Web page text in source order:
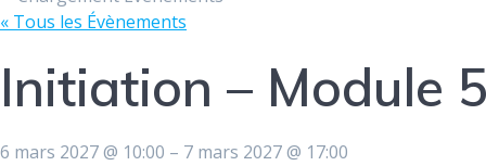
« Tous les Évènements
Initiation – Module
6 mars 2027@ 10:00 – 7 mars 2027@ 17:00